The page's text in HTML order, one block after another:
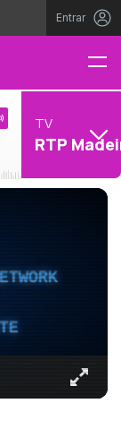
Entrar
TV
RTP